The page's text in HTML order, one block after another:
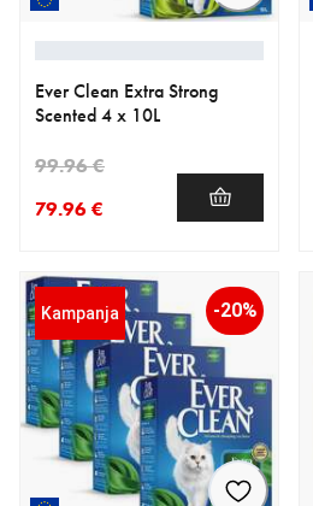
Ever Clean Extra Strong
Scented 4 x 10L
79.96 €
99.96 €
Kampanja -20%